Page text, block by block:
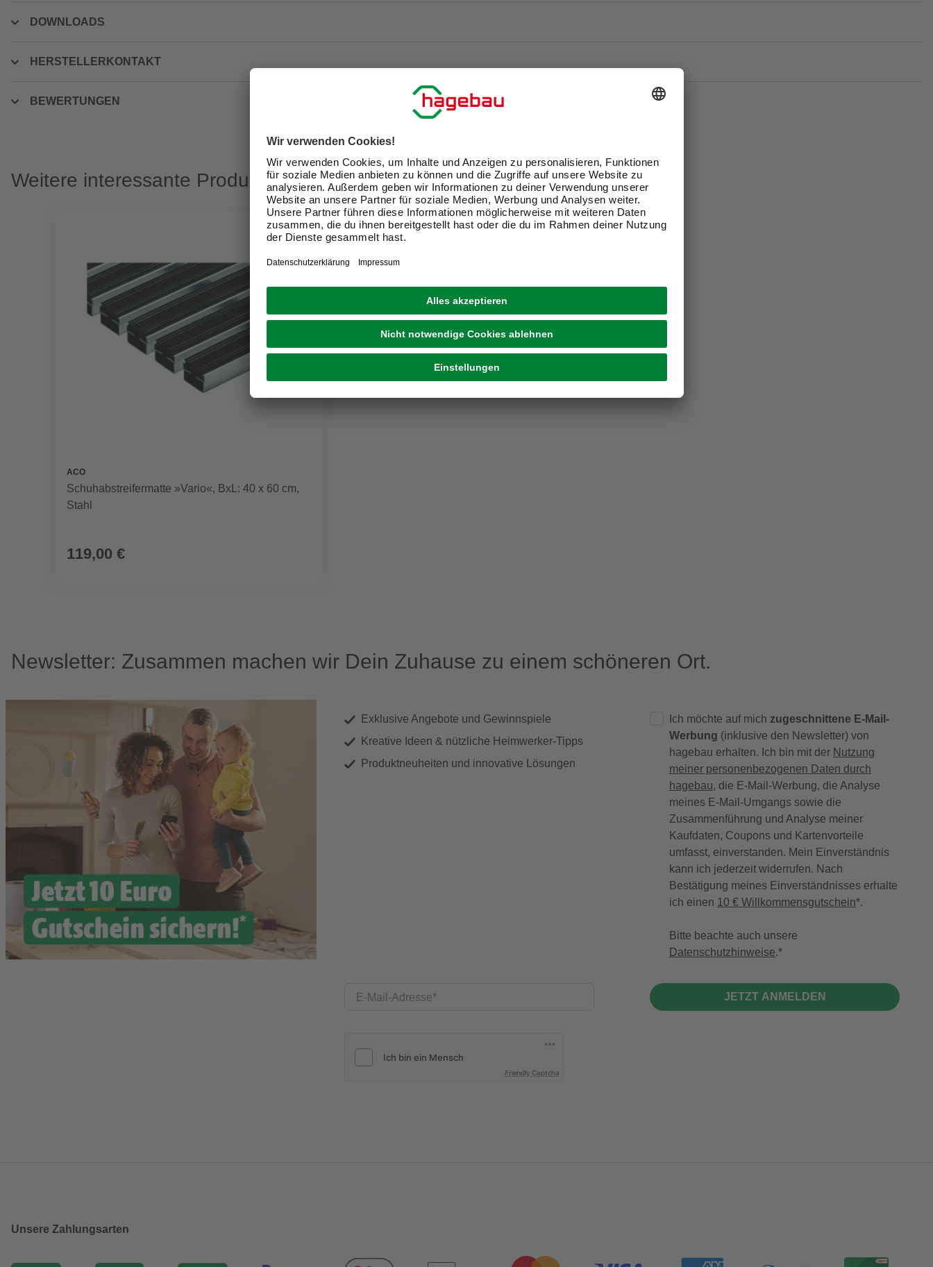
DOWNLOADS
HERSTELLERKONTAKT
BEWERTUNGEN
Weitere interessante Produkte
ACO
Schuhabstreifermatte »Vario«, BxL: 40 x 60 cm,
Stahl
119,00 €
Newsletter: Zusammen machen wir Dein Zuhause zu einem schöneren Ort.
Exklusive Angebote und Gewinnspiele
Kreative Ideen & nützliche Heimwerker-Tipps
Produktneuheiten und innovative Lösungen
E-Mail-Adresse
Friendly Captcha
Ich möchte auf mich zugeschnittene E-Mail-
Werbung (inklusive den Newsletter) von
hagebau erhalten. Ich bin mit der Nutzung
meiner personenbezogenen Daten durch
hagebau, die E-Mail-Werbung, die Analyse
meines E-Mail-Umgangs sowie die
Zusammenführung und Analyse meiner
Kaufdaten, Coupons und Kartenvorteile
umfasst, einverstanden. Mein Einverständnis
kann ich jederzeit widerrufen. Nach
Bestätigung meines Einverständnisses erhalte
ich einen 10 € Willkommensgutschein*.
Bitte beachte auch unsere
Datenschutzhinweise.
JETZT ANMELDEN
Unsere Zahlungsarten